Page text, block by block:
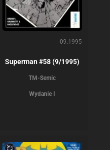
09.1995
Superman #58 (9/1995)
TM-Semic
Wydanie I